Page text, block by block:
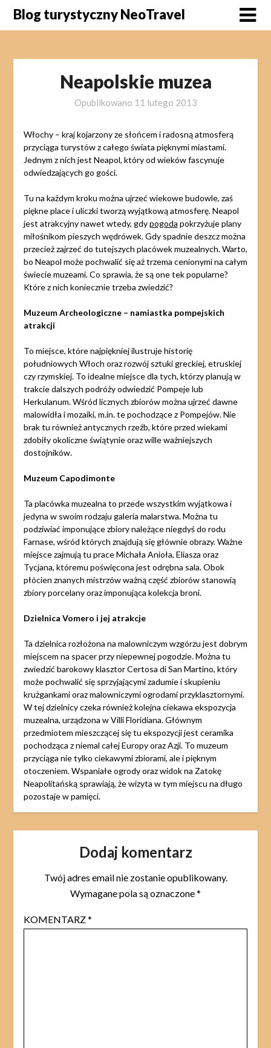
SkipBlog turystyczny NeoTravel
Neapolskie muzea
Opublikowano 11 lutego 2013
Włochy – kraj kojarzony ze słońcem i radosną atmosferą
przyciąga turystów z całego świata pięknymi miastami.
Jednym z nich jest Neapol, który od wieków fascynuje
odwiedzających go gości.
Tu na każdym kroku można ujrzeć wiekowe budowle, zaś
piękne place i uliczki tworzą wyjątkową atmosferę. Neapol
jest atrakcyjny nawet wtedy, gdypogoda pokrzyżuje plany
miłośnikom pieszych wędrówek. Gdy spadnie deszcz można
przecież zajrzeć do tutejszych placówek muzealnych. Warto,
bo Neapol może pochwalić się aż trzema cenionymi na całym
świecie muzeami. Co sprawia, że są one tek popularne?
Które z nich koniecznie trzeba zwiedzić?
Muzeum Archeologiczne – namiastka pompejskich
atrakcji
To miejsce, które najpiękniej ilustruje historię
południowych Włoch oraz rozwój sztuki greckiej, etruskiej
czy rzymskiej. To idealne miejsce dla tych, którzy planują w
trakcie dalszych podróży odwiedzić Pompeje lub
Herkulanum. Wśród licznych zbiorów można ujrzeć dawne
malowidła i mozaiki, m.in. te pochodzące z Pompejów. Nie
brak tu również antycznych rzeźb, które przed wiekami
zdobiły okoliczne świątynie oraz wille ważniejszych
dostojników.
Muzeum Capodimonte
Ta placówka muzealna to przede wszystkim wyjątkowa i
jedyna w swoim rodzaju galeria malarstwa. Można tu
podziwiać imponujące zbiory należące niegdyś do rodu
Farnase, wśród których znajdują się głównie obrazy. Ważne
miejsce zajmują tu prace Michała Anioła, Eliasza oraz
Tycjana, któremu poświęcona jest odrębna sala. Obok
płócien znanych mistrzów ważną część zbiorów stanowią
zbiory porcelany oraz imponująca kolekcja broni.
Dzielnica Vomero i jej atrakcje
Ta dzielnica rozłożona na malowniczym wzgórzu jest dobrym
miejscem na spacer przy niepewnej pogodzie. Można tu
zwiedzić barokowy klasztor Certosa di San Martino, który
może pochwalić się sprzyjającymi zadumie i skupieniu
krużgankami oraz malowniczymi ogrodami przyklasztornymi.
W tej dzielnicy czeka również kolejna ciekawa ekspozycja
muzealna, urządzona w Villi Floridiana. Głównym
przedmiotem mieszczącej się tu ekspozycji jest ceramika
pochodząca z niemal całej Europy oraz Azji. To muzeum
przyciąga nie tylko ciekawymi zbiorami, ale i pięknym
otoczeniem. Wspaniałe ogrody oraz widok na Zatokę
Neapolitańską sprawiają, że wizyta w tym miejscu na długo
pozostaje w pamięci.
Dodaj komentarz
Twój adres email nie zostanie opublikowany.
Wymagane pola są oznaczone*
KOMENTARZ*